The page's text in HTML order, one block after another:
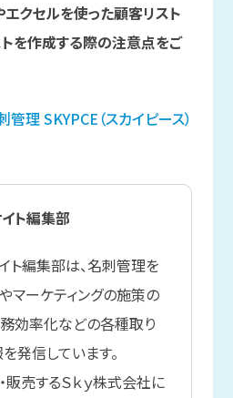
クセルを使った顧客リスト
を作成する際の注意点をご
管理SKYPCE（スカイピース）
ト編集部
ト編集部は、名刺管理を
マーケティングの施策の
効率化などの各種取り
発信しています。
販売するＳｋｙ株式会社に